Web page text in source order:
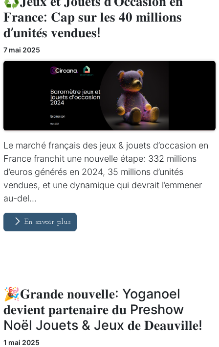
𝐅𝐫𝐚𝐧𝐜𝐞: 𝐂𝐚𝐩 𝐬𝐮𝐫 𝐥𝐞𝐬 𝟒𝟎 𝐦𝐢𝐥𝐥𝐢𝐨𝐧𝐬
𝐝’𝐮𝐧𝐢𝐭𝐞́𝐬 𝐯𝐞𝐧𝐝𝐮𝐞𝐬!
7 mai 2025
Le marché français des jeux & jouets d’occasion en
France franchit une nouvelle étape: 332 millions
d’euros générés en 2024, 35 millions d’unités
vendues, et une dynamique qui devrait l’emmener
au-del...
En savoir plus
🎉𝐆𝐫𝐚𝐧𝐝𝐞 𝐧𝐨𝐮𝐯𝐞𝐥𝐥𝐞: Yoganoel
𝐝𝐞𝐯𝐢𝐞𝐧𝐭 𝐩𝐚𝐫𝐭𝐞𝐧𝐚𝐢𝐫𝐞 𝐝𝐮 Preshow
Noël Jouets & Jeux 𝐝𝐞 𝐃𝐞𝐚𝐮𝐯𝐢𝐥𝐥𝐞!
1 mai 2025